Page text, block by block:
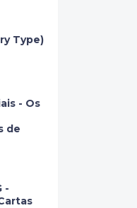
Type)
- Os
de
-